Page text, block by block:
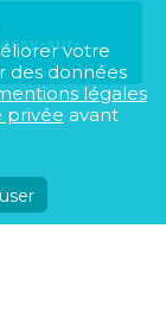
sur-votre
des données
légales
privée avant